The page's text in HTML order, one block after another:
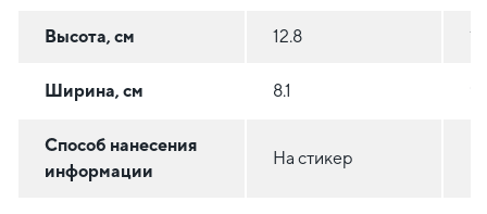
Высота, см 12.8 12
Ширина, см 8.1
Способ нанесения
информации
На стикер